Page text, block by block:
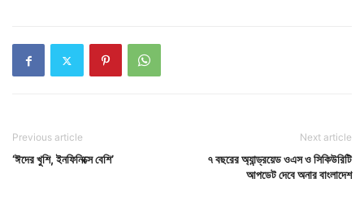
Previous article
‘ঈদের খুশি, ইনফিনিক্সে বেশি’
Next article
৭ বছরের অ্যান্ড্রয়েড ওএস ও সিকিউরিটি
আপডেট দেবে অনার বাংলাদেশ